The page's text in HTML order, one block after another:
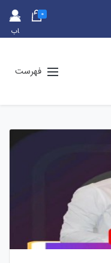
حس
اب
0
فهرست